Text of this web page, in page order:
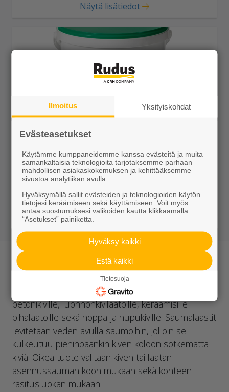
Näytä lisätiedot
123,30 €/kpl
Tilaustuote
Näytä lisätiedot
GftK sauma-aineet
Itsestään kovettuvat ja tiivistyvät polyuretaani-,
uretaani-, ja epoksipohjaiset saumalaastit sopivat
betonikiville, luonnonkivilaatoille, keraamisille
pihalaatoille sekä noppa-ja nupukiville. Saumalaastit
levitetään veden avulla saumoihin, jolloin se
kulkeutuu pieninpäänkin kiven koloon sotkematta
kiviä. Oikea tuote valitaan kiven tai laatan
asennussauman koon mukaan sekä kohteen
rasitusluokan mukaan.
Ilmoitus Yksityiskohdat
Evästeasetukset
Käytämme kumppaneidemme kanssa evästeitä ja muita
samankaltaisia teknologioita tarjotaksemme parhaan
mahdollisen asiakaskokemuksen ja kehittääksemme
sivustoa analytiikan avulla.
Hyväksymällä sallit evästeiden ja teknologioiden käytön
tietojesi keräämiseen sekä käyttämiseen. Voit myös
antaa suostumuksesi valikoiden kautta klikkaamalla
“Asetukset” painiketta.
Hyväksy kaikki
Estä kaikki
Tietosuoja